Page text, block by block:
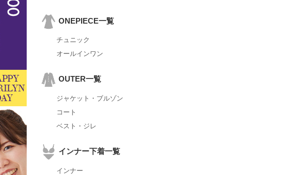
ONEPIECE一覧
チュニック
オールインワン
OUTER一覧
ジャケット・ブルゾン
コート
ベスト・ジレ
インナー下着一覧
インナー